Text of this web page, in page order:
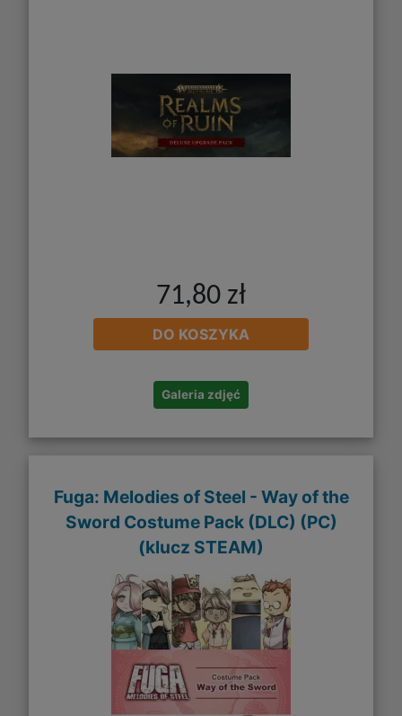
71,80 zł
DO KOSZYKA
Galeria zdjęć
Fuga: Melodies of Steel - Way of the
Sword Costume Pack (DLC) (PC)
(klucz STEAM)